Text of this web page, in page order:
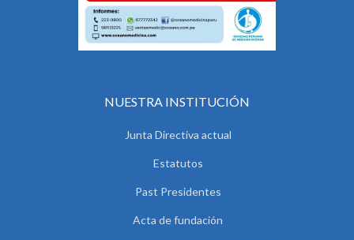
NUESTRA INSTITUCIÓN
Junta Directiva actual
Estatutos
Past Presidentes
Acta de fundación